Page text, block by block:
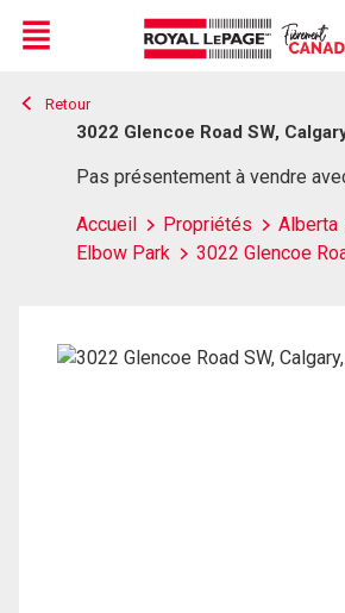
Live
En Direct
Menu
Retour
3022 Glencoe Road SW,
Pas présentement à vendre
Accueil Propriétés Alberta
Elbow Park
3022 Glencoe